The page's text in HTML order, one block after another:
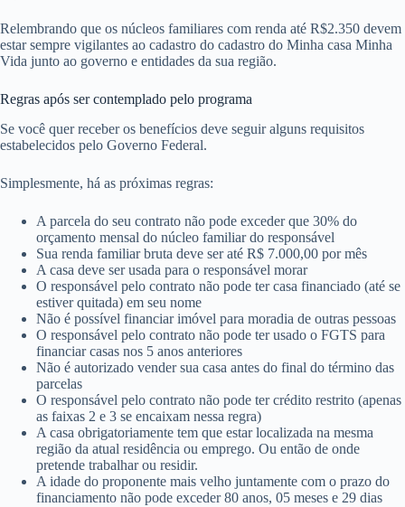
Relembrando que os núcleos familiares com renda até R$2.350 devem
estar sempre vigilantes ao cadastro do cadastro do Minha casa Minha
Vida junto ao governo e entidades da sua região.
Regras após ser contemplado pelo programa
Se você quer receber os benefícios deve seguir alguns requisitos
estabelecidos pelo Governo Federal.
Simplesmente, há as próximas regras:
A parcela do seu contrato não pode exceder que 30% do
orçamento mensal do núcleo familiar do responsável
Sua renda familiar bruta deve ser até R$ 7.000,00 por mês
A casa deve ser usada para o responsável morar
O responsável pelo contrato não pode ter casa financiado (até se
estiver quitada) em seu nome
Não é possível financiar imóvel para moradia de outras pessoas
O responsável pelo contrato não pode ter usado o FGTS para
financiar casas nos 5 anos anteriores
Não é autorizado vender sua casa antes do final do término das
parcelas
O responsável pelo contrato não pode ter crédito restrito (apenas
as faixas 2 e 3 se encaixam nessa regra)
A casa obrigatoriamente tem que estar localizada na mesma
região da atual residência ou emprego. Ou então de onde
pretende trabalhar ou residir.
A idade do proponente mais velho juntamente com o prazo do
financiamento não pode exceder 80 anos, 05 meses e 29 dias